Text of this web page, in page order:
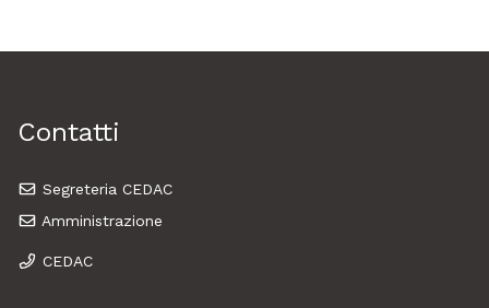
Contatti
Segreteria CEDAC
Amministrazione
CEDAC